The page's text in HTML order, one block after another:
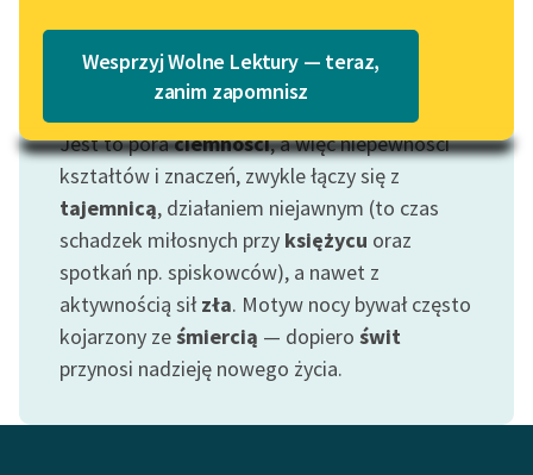
Lektury szkolne i klasyka
literatury do słuchania dla
uczennic i uczniów z
niepełnosprawnościami
E-kolekcja lektur
szkolnych i literatury do
słuchania dla uczennic i
uczniów z
niepełnosprawnościami
Feministyczne inspiracje.
Popularyzacja
Katalog w formacie PDF
Wesprzyj Wolne Lektury — teraz,
zanim zapomnisz
Motyw: Noc
Jest to poraciemności, a więc niepewności
kształtów i znaczeń, zwykle łączy się z
tajemnicą, działaniem niejawnym (to czas
schadzek miłosnych przy księżycu oraz
spotkań np. spiskowców), a nawet z
aktywnością siłzła. Motyw nocy bywał często
kojarzony ześmiercią — dopiero świt
przynosi nadzieję nowego życia.